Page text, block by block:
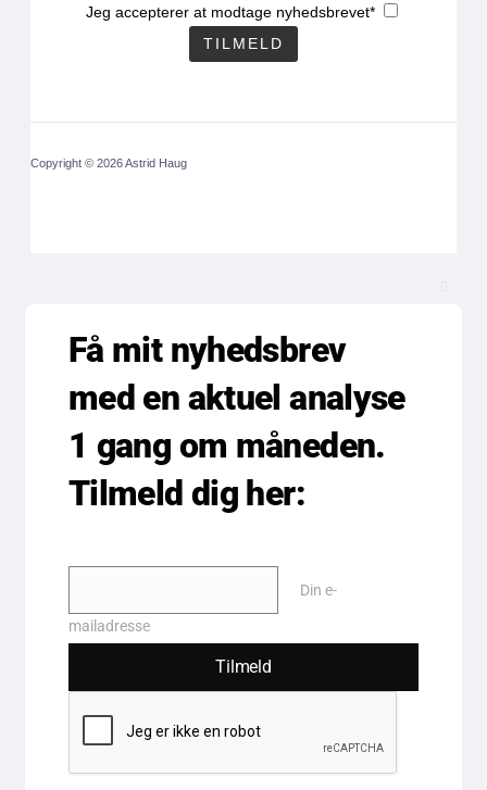
Jeg accepterer at modtage nyhedsbrevet*
Copyright © 2026 Astrid Haug
Få mit nyhedsbrev
med en aktuel analyse
1 gang om måneden.
Tilmeld dig her:
Din e-
mailadresse
Tilmeld